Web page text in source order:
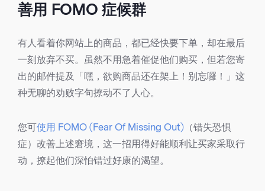
善用 FOMO 症候群
有人看着你网站上的商品，都已经快要下单，却在最后
一刻放弃不买。虽然不用急着催促他们购买，但若您寄
出的邮件提及「嘿，欲购商品还在架上！别忘囉！」这
种无聊的劝败字句撩动不了人心。
您可使用 FOMO (Fear Of Missing Out) （错失恐惧
症）改善上述窘境，这一招用得好能顺利让买家采取行
动，撩起他们深怕错过好康的渴望。